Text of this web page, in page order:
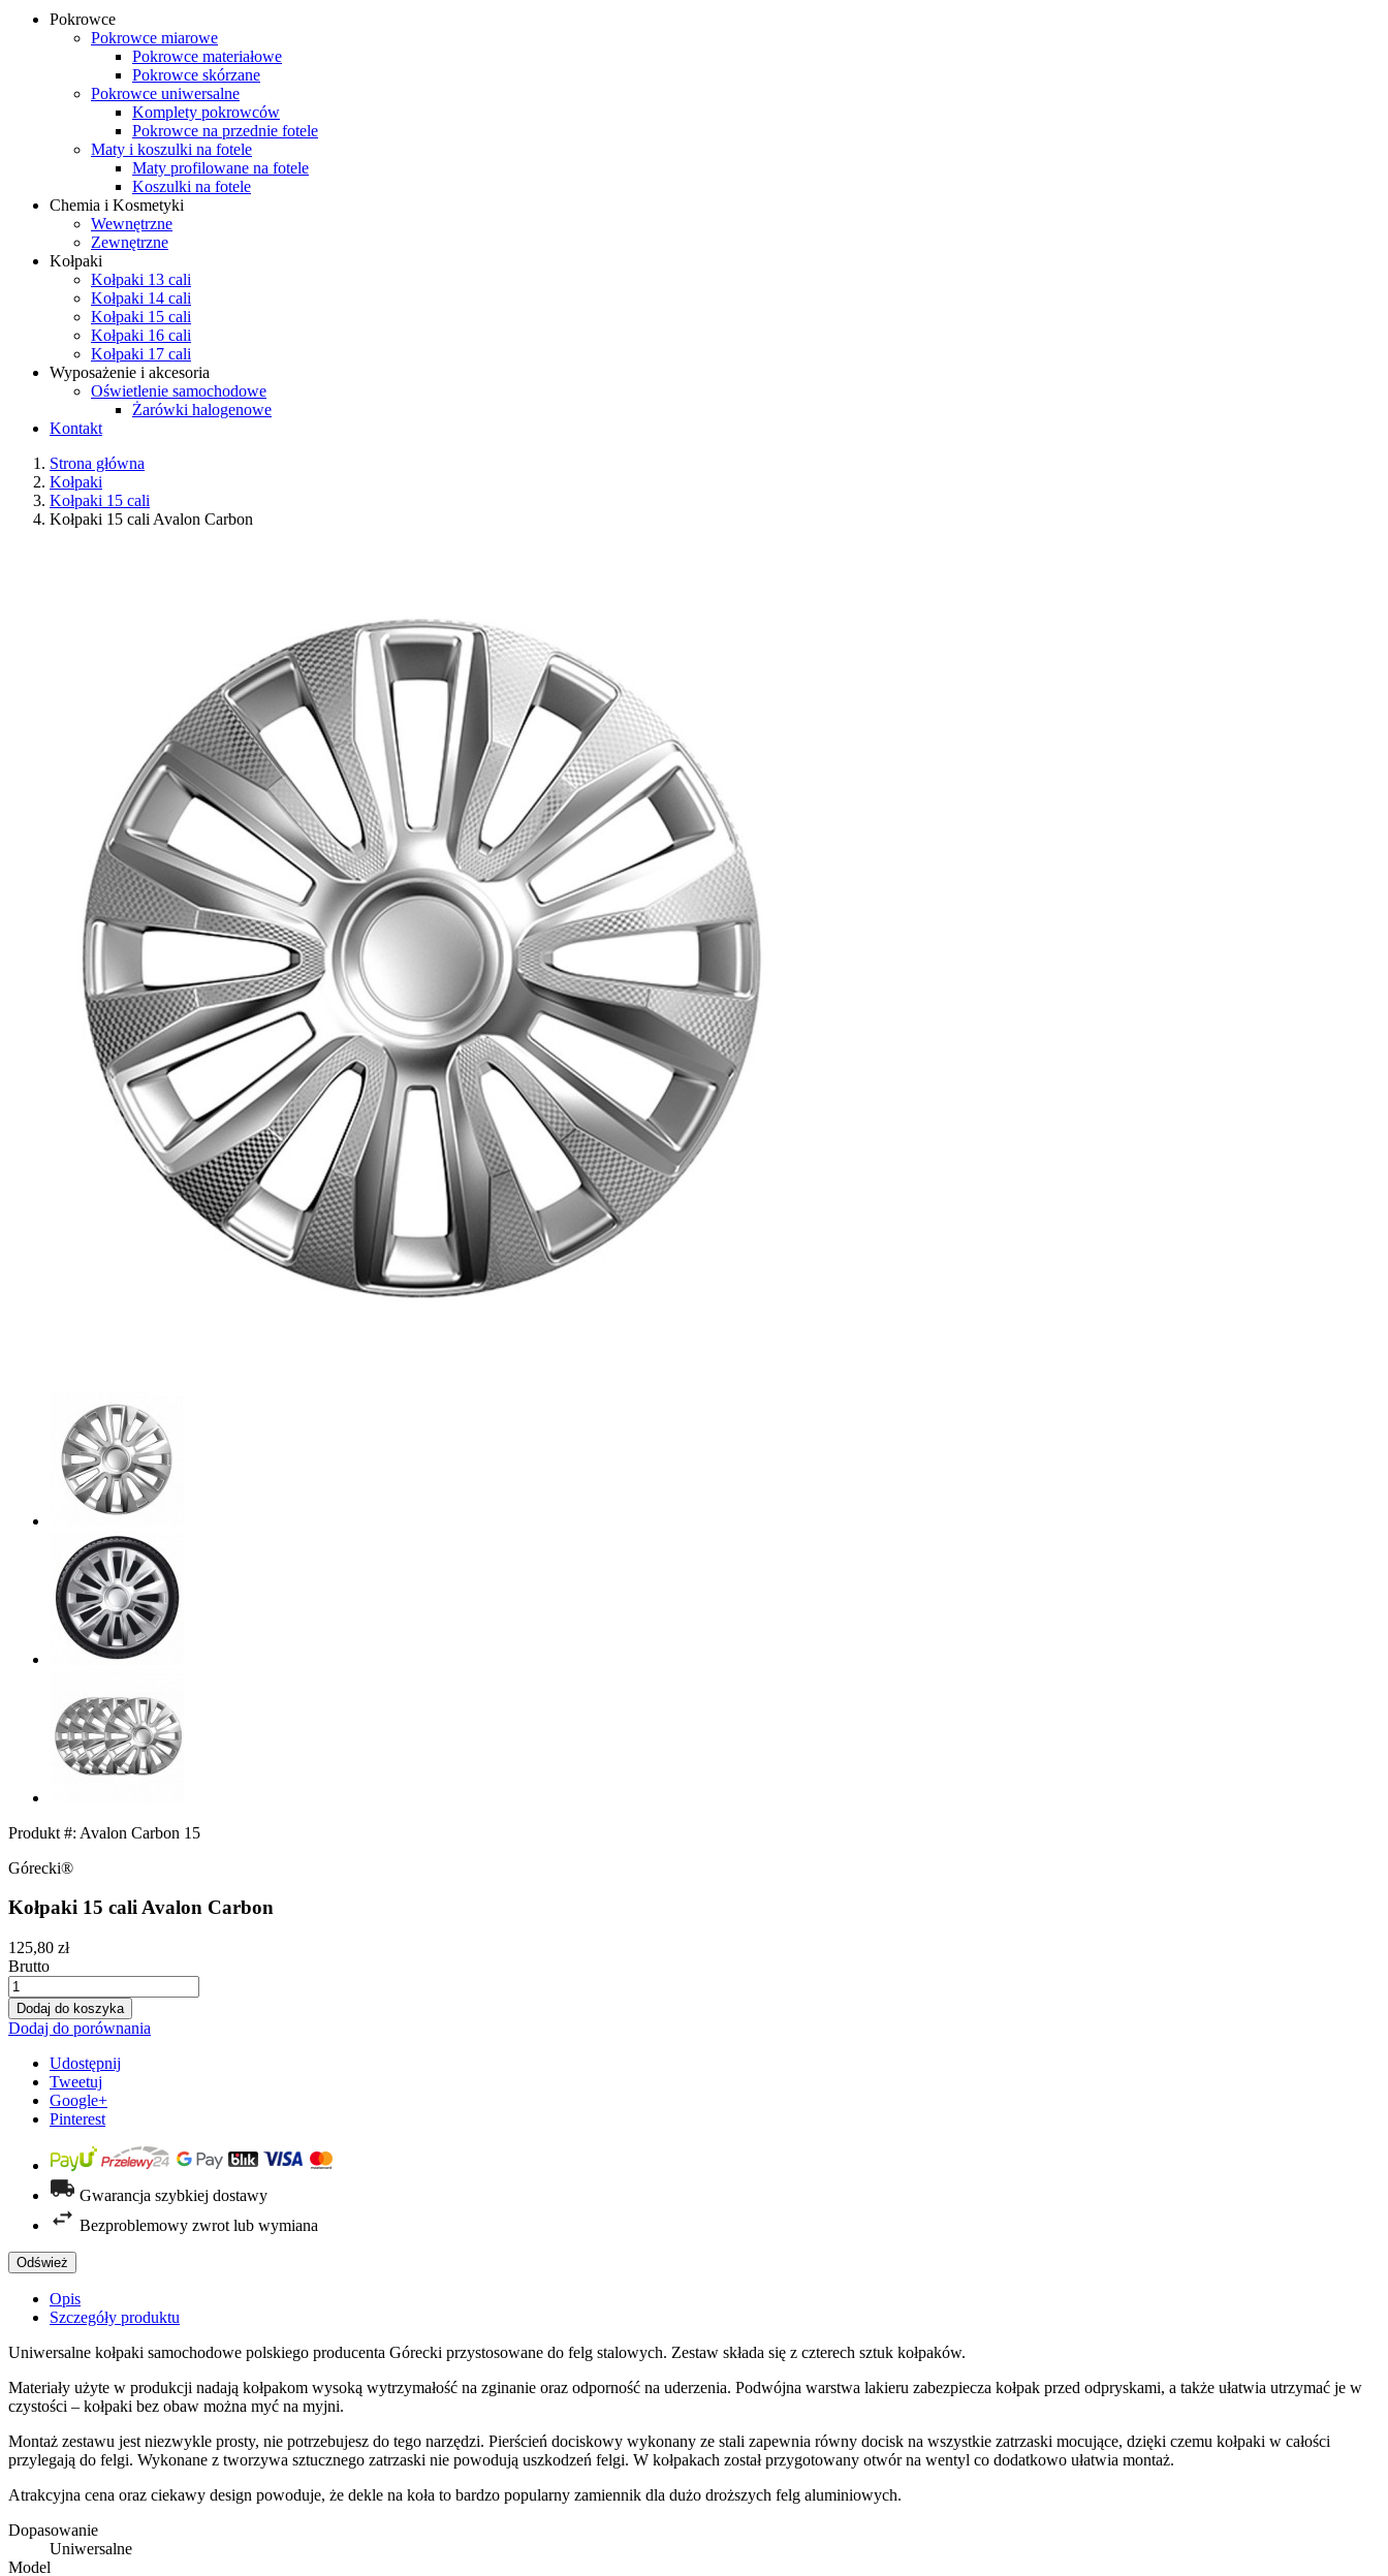
Pokrowce
Pokrowce miarowe
Pokrowce materiałowe
Pokrowce skórzane
Pokrowce uniwersalne
Komplety pokrowców
Pokrowce na przednie fotele
Maty i koszulki na fotele
Maty profilowane na fotele
Koszulki na fotele
Chemia i Kosmetyki
Wewnętrzne
Zewnętrzne
Kołpaki
Kołpaki 13 cali
Kołpaki 14 cali
Kołpaki 15 cali
Kołpaki 16 cali
Kołpaki 17 cali
Wyposażenie i akcesoria
Oświetlenie samochodowe
Żarówki halogenowe
Kontakt
Strona główna
Kołpaki
Kołpaki 15 cali
Kołpaki 15 cali Avalon Carbon
Produkt #: Avalon Carbon 15
Górecki®
Kołpaki 15 cali Avalon Carbon
125,80 zł
Brutto
Dodaj do koszyka
Dodaj do porównania
Udostępnij
Tweetuj
Google+
Pinterest
Gwarancja szybkiej dostawy
Bezproblemowy zwrot lub wymiana
Opis
Szczegóły produktu
Uniwersalne kołpaki samochodowe polskiego producenta Górecki przystosowane do felg stalowych. Zestaw składa się z czterech sztuk kołpaków.
Materiały użyte w produkcji nadają kołpakom wysoką wytrzymałość na zginanie oraz odporność na uderzenia. Podwójna warstwa lakieru zabezpiecza kołpak przed odpryskami, a także ułatwia utrzymać je w
czystości – kołpaki bez obaw można myć na myjni.
Montaż zestawu jest niezwykle prosty, nie potrzebujesz do tego narzędzi. Pierścień dociskowy wykonany ze stali zapewnia równy docisk na wszystkie zatrzaski mocujące, dzięki czemu kołpaki w całości
przylegają do felgi. Wykonane z tworzywa sztucznego zatrzaski nie powodują uszkodzeń felgi. W kołpakach został przygotowany otwór na wentyl co dodatkowo ułatwia montaż.
Atrakcyjna cena oraz ciekawy design powoduje, że dekle na koła to bardzo popularny zamiennik dla dużo droższych felg aluminiowych.
Dopasowanie
Uniwersalne
Model